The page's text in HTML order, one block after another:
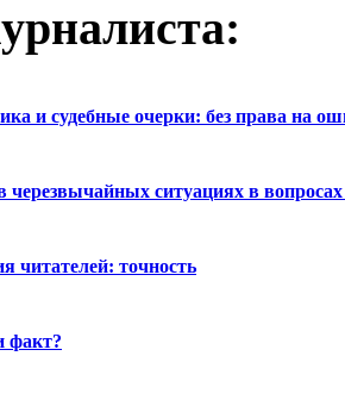
и судебные очерки: без права на
черезвычайных ситуациях в вопросах
читателей: точность
факт?